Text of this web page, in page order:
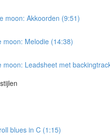
moon: Akkoorden (9:51)
moon: Melodie (14:38)
Leadsheet met
blues in C (1:15)